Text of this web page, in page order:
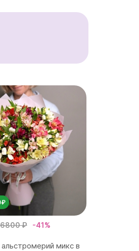
6800 ₽ -41%
микс в